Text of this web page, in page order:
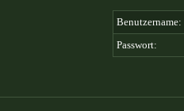
Benutzername:
Passwort: